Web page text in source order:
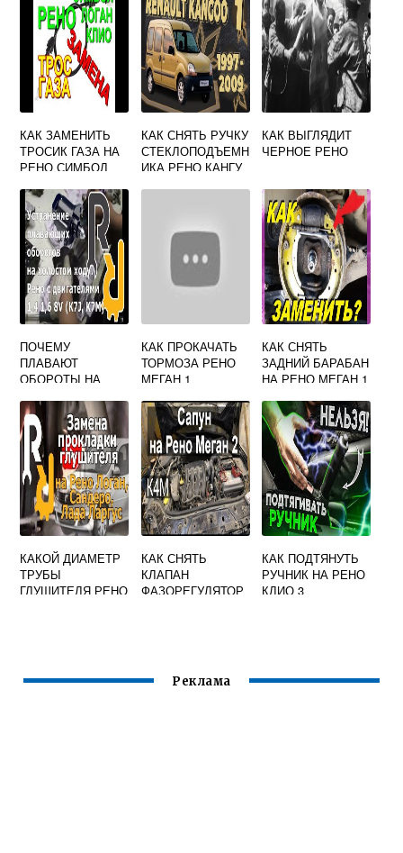
КАК ЗАМЕНИТЬ
ТРОСИК ГАЗА НА
РЕНО СИМБОЛ
КАК СНЯТЬ РУЧКУ
СТЕКЛОПОДЪЕМН
ИКА РЕНО КАНГУ
КАК ВЫГЛЯДИТ
ЧЕРНОЕ РЕНО
ПОЧЕМУ
ПЛАВАЮТ
ОБОРОТЫ НА
КАК ПРОКАЧАТЬ
ТОРМОЗА РЕНО
МЕГАН 1
КАК СНЯТЬ
ЗАДНИЙ БАРАБАН
НА РЕНО МЕГАН 1
КАКОЙ ДИАМЕТР
ТРУБЫ
ГЛУШИТЕЛЯ РЕНО
КАК СНЯТЬ
КЛАПАН
ФАЗОРЕГУЛЯТОР
КАК ПОДТЯНУТЬ
РУЧНИК НА РЕНО
КЛИО 3
Реклама